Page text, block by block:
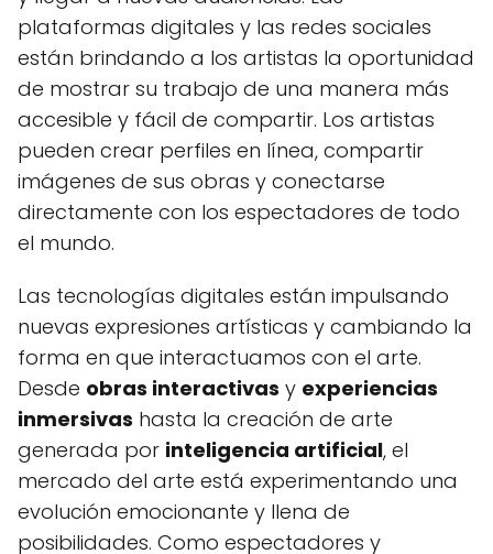
plataformas digitales y las redes sociales
están brindando a los artistas la oportunidad
de mostrar su trabajo de una manera más
accesible y fácil de compartir. Los artistas
pueden crear perfiles en línea, compartir
imágenes de sus obras y conectarse
directamente con los espectadores de todo
el mundo.
Las tecnologías digitales están impulsando
nuevas expresiones artísticas y cambiando la
forma en que interactuamos con el arte.
Desde obras interactivas y experiencias
inmersivas hasta la creación de arte
generada por inteligencia artificial, el
mercado del arte está experimentando una
evolución emocionante y llena de
posibilidades. Como espectadores y